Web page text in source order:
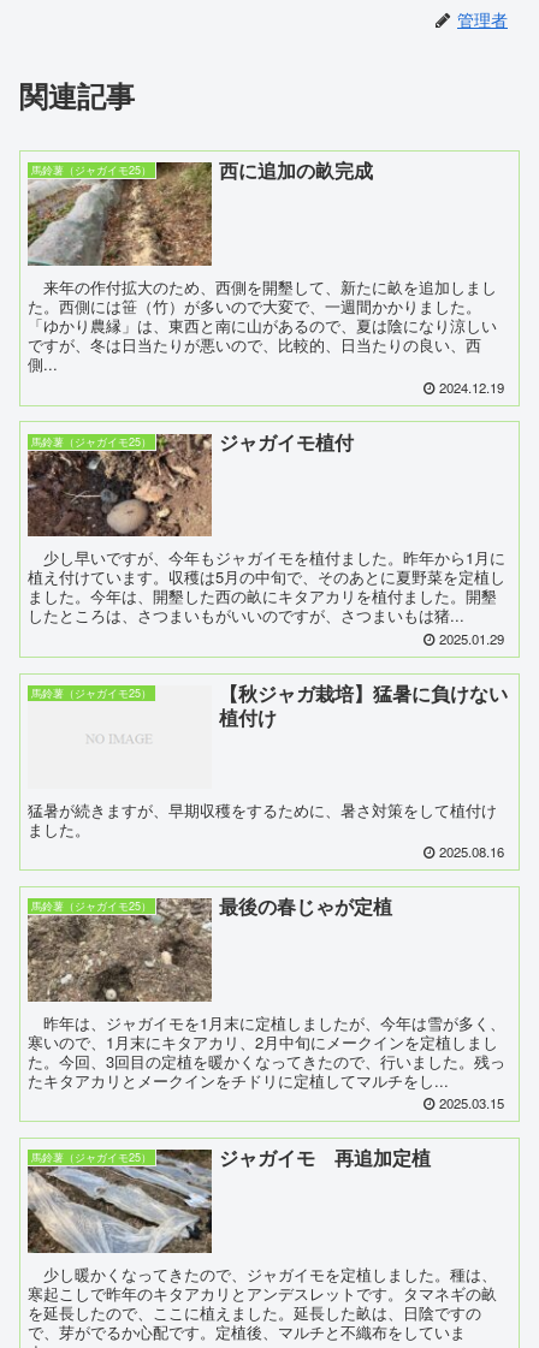
管理者
関連記事
馬鈴薯（ジャガイモ25） 西に追加の畝完成
来年の作付拡大のため、西側を開墾して、新たに畝を追加しまし
た。西側には笹（竹）が多いので大変で、一週間かかりました。
「ゆかり農縁」は、東西と南に山があるので、夏は陰になり涼しい
ですが、冬は日当たりが悪いので、比較的、日当たりの良い、西
側...
2024.12.19
馬鈴薯（ジャガイモ25） ジャガイモ植付
少し早いですが、今年もジャガイモを植付ました。昨年から1月に
植え付けています。収穫は5月の中旬で、そのあとに夏野菜を定植し
ました。今年は、開墾した西の畝にキタアカリを植付ました。開墾
したところは、さつまいもがいいのですが、さつまいもは猪...
2025.01.29
馬鈴薯（ジャガイモ25）
【秋ジャガ栽培】猛暑に負けない
植付け
猛暑が続きますが、早期収穫をするために、暑さ対策をして植付け
ました。
2025.08.16
馬鈴薯（ジャガイモ25） 最後の春じゃが定植
昨年は、ジャガイモを1月末に定植しましたが、今年は雪が多く、
寒いので、1月末にキタアカリ、2月中旬にメークインを定植しまし
た。今回、3回目の定植を暖かくなってきたので、行いました。残っ
たキタアカリとメークインをチドリに定植してマルチをし...
2025.03.15
馬鈴薯（ジャガイモ25） ジャガイモ 再追加定植
少し暖かくなってきたので、ジャガイモを定植しました。種は、
寒起こしで昨年のキタアカリとアンデスレットです。タマネギの畝
を延長したので、ここに植えました。延長した畝は、日陰ですの
で、芽がでるか心配です。定植後、マルチと不織布をしていま